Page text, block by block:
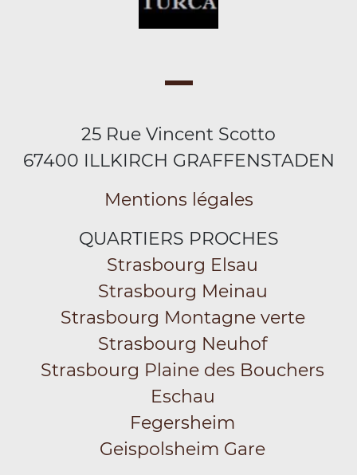
25 Rue Vincent Scotto
67400 ILLKIRCH GRAFFENSTADEN
Mentions légales
QUARTIERS PROCHES
Strasbourg Elsau
Strasbourg Meinau
Strasbourg Montagne verte
Strasbourg Neuhof
Strasbourg Plaine des Bouchers
Eschau
Fegersheim
Geispolsheim Gare